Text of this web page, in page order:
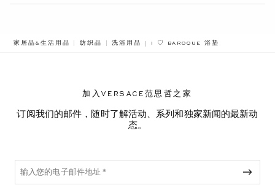
家居品&生活用品 纺织品 洗浴用品 I ♡ BAROQUE 浴垫
加入VERSACE范思哲之家
订阅我们的邮件，随时了解活动、系列和独家新闻的最新动
态。